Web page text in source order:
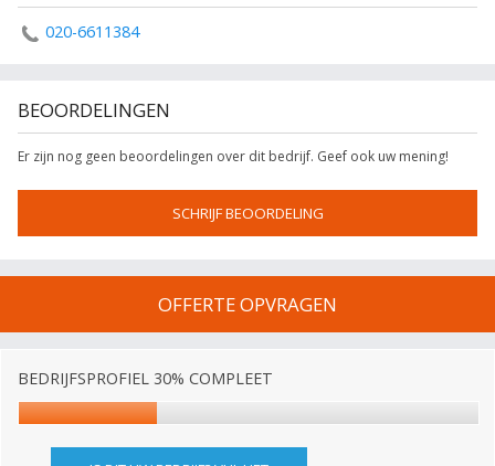
020-6611384
BEOORDELINGEN
Er zijn nog geen beoordelingen over dit bedrijf. Geef ook uw mening!
SCHRIJF BEOORDELING
OFFERTE OPVRAGEN
BEDRIJFSPROFIEL 30% COMPLEET